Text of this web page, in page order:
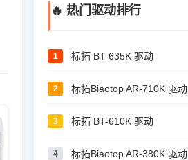
🔥 热门驱动排行
1 标拓 BT-635K 驱动
2 标拓Biaotop AR-710K 驱动
3 标拓 BT-610K 驱动
4 标拓Biaotop AR-380K 驱动